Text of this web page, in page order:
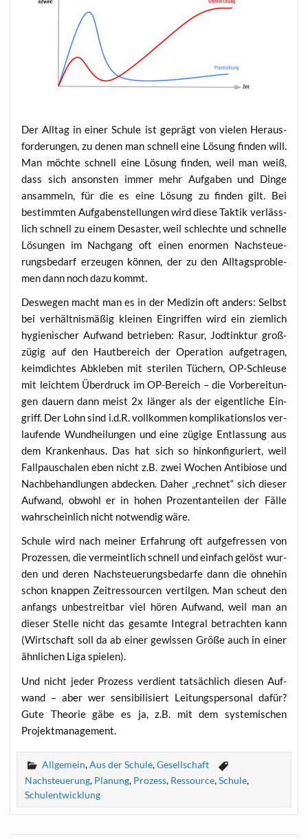
Der All­tag in einer Schu­le ist geprägt von vie­len Her­aus­
for­de­run­gen, zu denen man schnell eine Lösung fin­den will.
Man möch­te schnell eine Lösung fin­den, weil man weiß,
dass sich ansons­ten immer mehr Auf­ga­ben und Din­ge
ansam­meln, für die es eine Lösung zu fin­den gilt. Bei
bestimm­ten Auf­ga­ben­stel­lun­gen wird die­se Tak­tik ver­läss­
lich schnell zu einem Desas­ter, weil schlech­te und schnel­le
Lösun­gen im Nach­gang oft einen enor­men Nach­steue­
rungs­be­darf erzeu­gen kön­nen, der zu den All­tags­pro­ble­
men dann noch dazu kommt.
Des­we­gen macht man es in der Medi­zin oft anders: Selbst
bei ver­hält­nis­mä­ßig klei­nen Ein­grif­fen wird ein ziem­lich
hygie­ni­scher Auf­wand betrie­ben: Rasur, Jod­tink­tur groß­
zü­gig auf den Haut­be­reich der Ope­ra­ti­on auf­ge­tra­gen,
keim­dich­tes Abkle­ben mit ste­ri­len Tüchern, OP-Schleu­se
mit leich­tem Über­druck im OP-Bereich – die Vor­be­rei­tun­
gen dau­ern dann meist 2x län­ger als der eigent­li­che Ein­
griff. Der Lohn sind i.d.R. voll­kom­men kom­pli­ka­ti­ons­los ver­
lau­fen­de Wund­hei­lun­gen und eine zügi­ge Ent­las­sung aus
dem Kran­ken­haus. Das hat sich so hin­kon­fi­gu­riert, weil
Fall­pau­scha­len eben nicht z.B. zwei Wochen Anti­bio­se und
Nach­be­hand­lun­gen abde­cken. Daher „rech­net“ sich die­ser
Auf­wand, obwohl er in hohen Pro­zent­an­tei­len der Fäl­le
wahr­schein­lich nicht not­wen­dig wäre.
Schu­le wird nach mei­ner Erfah­rung oft auf­ge­fres­sen von
Pro­zes­sen, die ver­meint­lich schnell und ein­fach gelöst wur­
den und deren Nach­steue­rungs­be­dar­fe dann die ohne­hin
schon knap­pen Zeit­res­sour­cen ver­til­gen. Man scheut den
anfangs unbe­streit­bar viel hören Auf­wand, weil man an
die­ser Stel­le nicht das gesam­te Inte­gral betrach­ten kann
(Wirt­schaft soll da ab einer gewis­sen Grö­ße auch in einer
ähn­li­chen Liga spielen).
Und nicht jeder Pro­zess ver­dient tat­säch­lich die­sen Auf­
wand – aber wer sen­si­bi­li­siert Lei­tungs­per­so­nal dafür?
Gute Theo­rie gäbe es ja, z.B. mit dem sys­te­mi­schen
Projektmanagement.
Allgemein,Aus der Schule,Gesellschaft
Nachsteuerung, Planung, Prozess, Ressource,Schule,
Schulentwicklung